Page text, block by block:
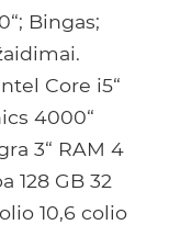
Bingas;
Core i5“
4000“
3“ RAM 4
128 GB 32
10,6 colio